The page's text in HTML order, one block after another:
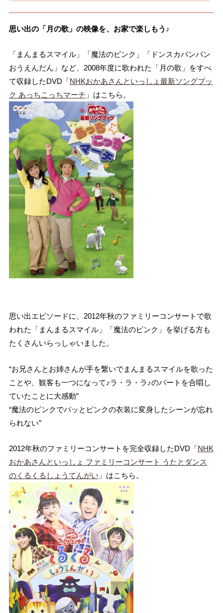
思い出の「月の歌」の映像を、お家で楽しもう♪
「まんまるスマイル」「魔法のピンク」「ドンスカパンパン
おうえんだん」など、2008年度に歌われた「月の歌」をすべ
て収録したDVD「NHKおかあさんといっしょ最新ソングブッ
ク あっちこっちマーチ 」はこちら。
思い出エピソードに、2012年秋のファミリーコンサートで歌
われた「まんまるスマイル」「魔法のピンク」を挙げる方も
たくさんいらっしゃいました。
“お兄さんとお姉さんが手を繋いでまんまるスマイルを歌った
ことや、観客も一つになって♪ラ・ラ・ラ♪のパートを合唱し
ていたことに大感動”
“魔法のピンクでパッとピンクの衣装に変身したシーンが忘れ
られない”
2012年秋のファミリーコンサートを完全収録したDVD「NHK
おかあさんといっしょ ファミリーコンサート うたとダンス
のくるくるしょうてんがい 」はこちら。